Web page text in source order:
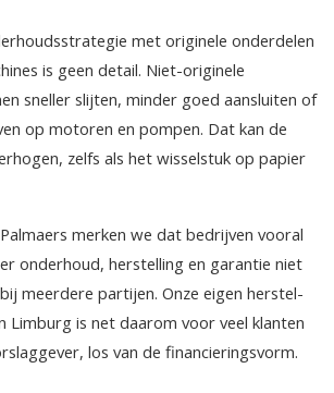
met originele onderdelen
is geen detail. Niet-originele
sneller slijten, minder goed aansluiten of
op motoren en pompen. Dat kan de
zelfs als het wisselstuk op papier
merken we dat bedrijven vooral
onderhoud, herstelling en garantie niet
meerdere partijen. Onze eigen herstel-
Limburg is net daarom voor veel klanten
los van de financieringsvorm.